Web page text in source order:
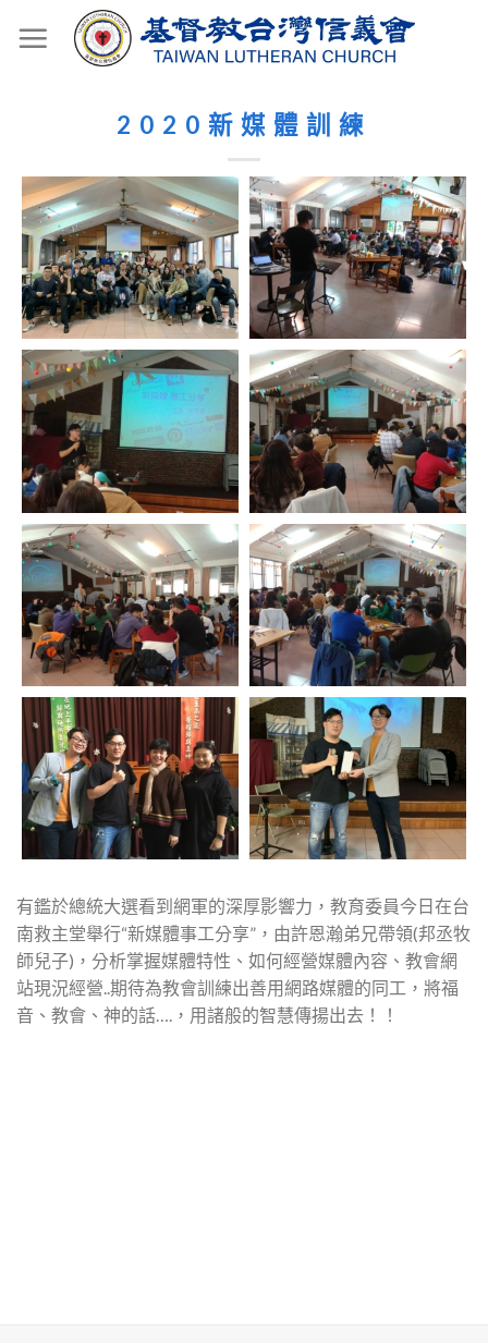
2020新媒體訓練
有鑑於總統大選看到網軍的深厚影響力，教育委員今日在台
南救主堂舉行“新媒體事工分享”，由許恩瀚弟兄帶領(邦丞牧
師兒子)，分析掌握媒體特性、如何經營媒體內容、教會網
站現況經營..期待為教會訓練出善用網路媒體的同工，將福
音、教會、神的話….，用諸般的智慧傳揚出去！！